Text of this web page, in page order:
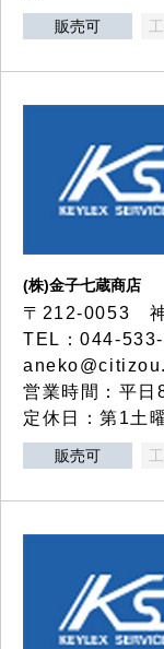
販売可
(株)金子七蔵商店
〒212-0053 神
TEL：044-
営業時間：平
定休日：第1土
販売可